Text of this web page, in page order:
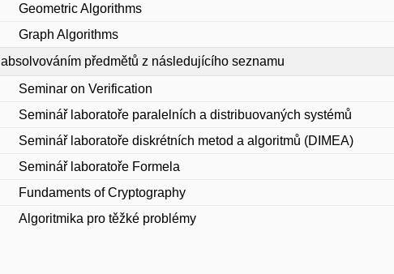
Geometric Algorithms
Graph Algorithms
absolvováním předmětů z následujícího seznamu
Seminar on Verification
Seminář laboratoře paralelních a distribuovaných systémů
Seminář laboratoře diskrétních metod a algoritmů (DIMEA)
Seminář laboratoře Formela
Fundaments of Cryptography
Algoritmika pro těžké problémy